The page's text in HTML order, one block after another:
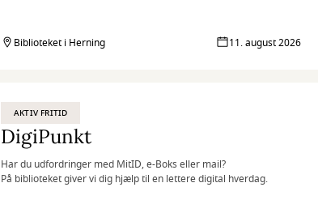
Biblioteket i Herning 11. august 2026
AKTIV FRITID
DigiPunkt
Har du udfordringer med MitID, e-Boks eller mail?
På biblioteket giver vi dig hjælp til en lettere digital hverdag.